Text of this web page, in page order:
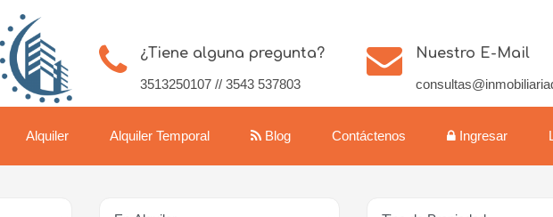
¿Tiene alguna pregunta?
3513250107 // 3543 537803
Nuestro E-Mail
Alquiler Alquiler Temporal Blog Contáctenos Ingresar